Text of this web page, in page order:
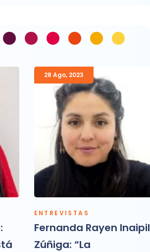
••••••
28 Ago, 2023
ENTREVISTAS
Fernanda Rayen Inaipil
Zúñiga: “La